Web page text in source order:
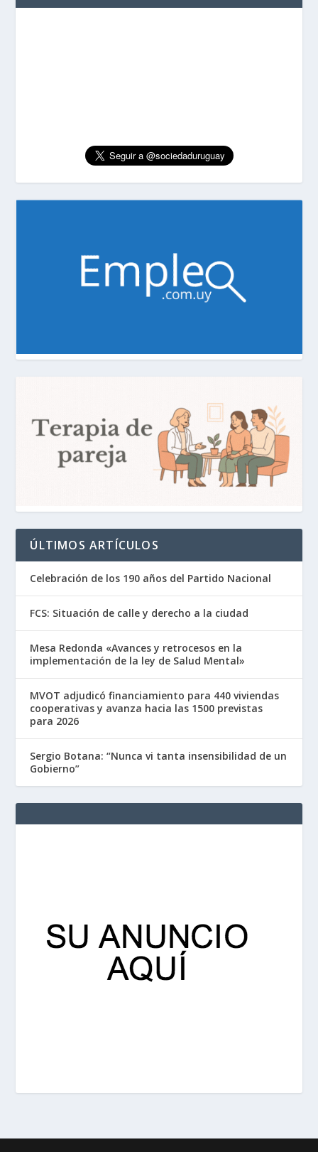
ÚLTIMOS ARTÍCULOS
Celebración de los 190 años del Partido Nacional
FCS: Situación de calle y derecho a la ciudad
Mesa Redonda «Avances y retrocesos en la
implementación de la ley de Salud Mental»
MVOT adjudicó financiamiento para 440 viviendas
cooperativas y avanza hacia las 1500 previstas
para 2026
Sergio Botana: “Nunca vi tanta insensibilidad de un
Gobierno”